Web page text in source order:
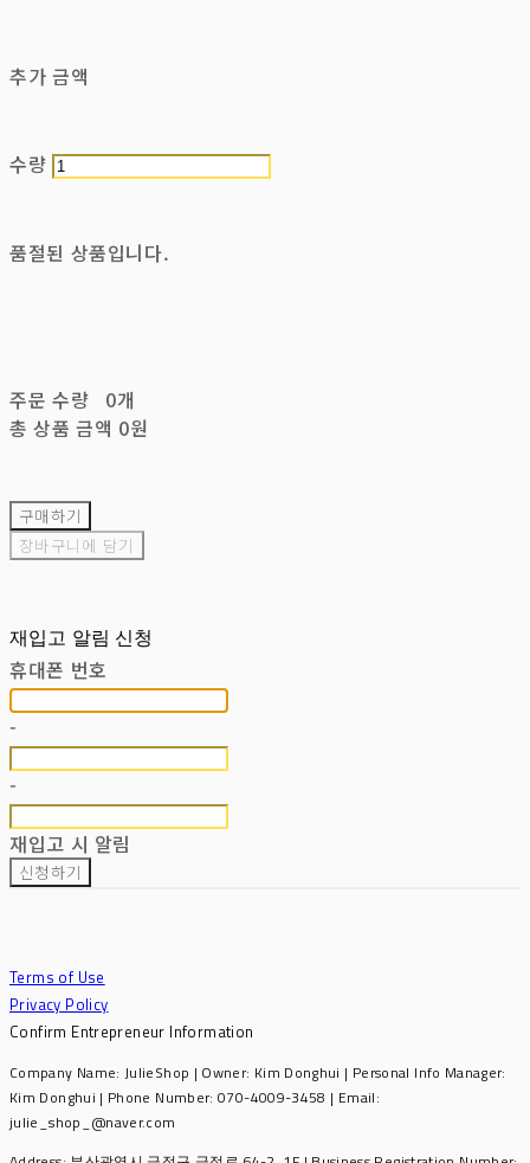
추가 금액
수량
품절된 상품입니다.
주문 수량
0개
총 상품 금액 0원
구매하기
장바구니에 담기
재입고 알림 신청
휴대폰 번호
-
-
재입고 시 알림
신청하기
Terms of Use
Privacy Policy
Confirm Entrepreneur Information
Company Name: JulieShop | Owner: Kim Donghui | Personal Info Manager:
Kim Donghui | Phone Number: 070-4009-3458 | Email:
julie_shop_@naver.com